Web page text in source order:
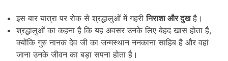
इस बार यात्रा पर रोक से श्रद्धालुओं में गहरीनिराशा और दुखहै।
श्रद्धालुओं का कहना है कि यह अवसर उनके लिए बेहद खास होता है,
क्योंकि गुरु नानक देव जी का जन्मस्थान ननकाना साहिब है और वहां
जाना उनके जीवन का बड़ा सपना होता है।